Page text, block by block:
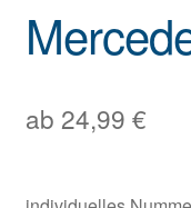
ab 24,99 €